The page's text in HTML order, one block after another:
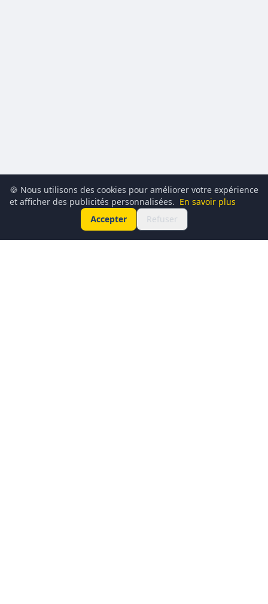
🍪 Nous utilisons des cookies pour améliorer votre expérience
et afficher des publicités personnalisées. En savoir plus
Accepter
Refuser